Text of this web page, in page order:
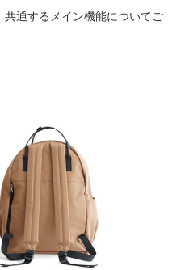
通するメイン機能についてご